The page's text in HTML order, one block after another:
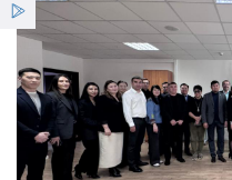
Қызметтер
Жеңілдіктер
Жаңалықтар